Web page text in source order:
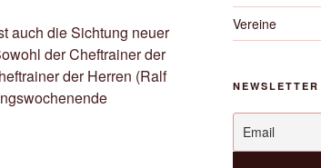
auch die Sichtung neuer
der Cheftrainer der
der Herren (Ralf
Vereine
NEWSLETTER